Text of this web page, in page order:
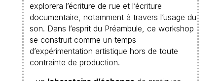
explorera l’écriture de rue et l’écriture
documentaire, notamment à travers l’usage du
son. Dans l’esprit du Préambule, ce workshop
se construit comme un temps
d’expérimentation artistique hors de toute
contrainte de production.